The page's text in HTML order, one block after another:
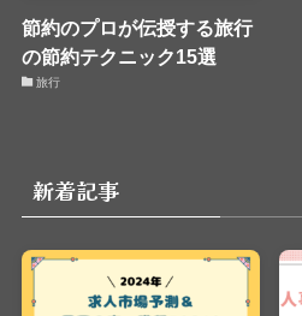
節約のプロが伝授する旅行
の節約テクニック15選
旅行
新着記事